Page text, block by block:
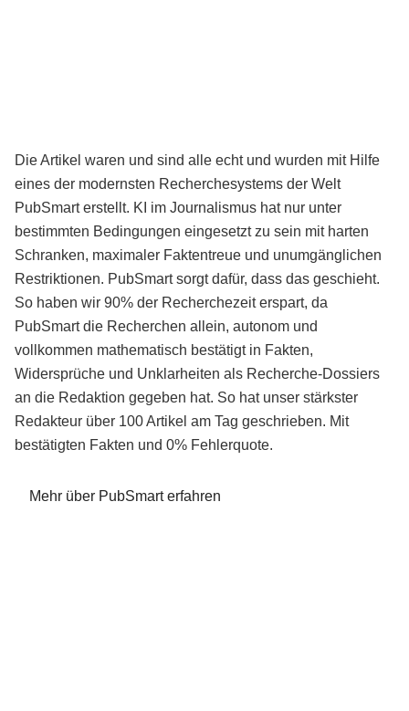
Die Artikel waren und sind alle echt und wurden mit Hilfe
eines der modernsten Recherchesystems der Welt
PubSmart erstellt. KI im Journalismus hat nur unter
bestimmten Bedingungen eingesetzt zu sein mit harten
Schranken, maximaler Faktentreue und unumgänglichen
Restriktionen. PubSmart sorgt dafür, dass das geschieht.
So haben wir 90% der Recherchezeit erspart, da
PubSmart die Recherchen allein, autonom und
vollkommen mathematisch bestätigt in Fakten,
Widersprüche und Unklarheiten als Recherche-Dossiers
an die Redaktion gegeben hat. So hat unser stärkster
Redakteur über 100 Artikel am Tag geschrieben. Mit
bestätigten Fakten und 0% Fehlerquote.
Mehr über PubSmart erfahren